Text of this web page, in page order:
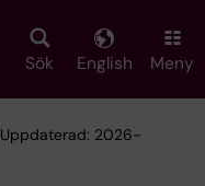
Sök English Meny
2026-